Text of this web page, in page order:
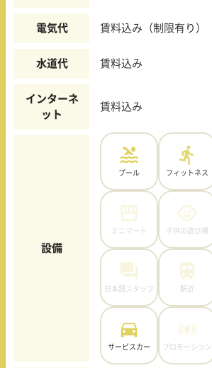
電気代 賃料込み（制限有り）
水道代 賃料込み
インターネ
ット
賃料込み
設備
プール フィットネス
ミニマート 子供の遊び場
日本語スタッフ 駅近
サービスカー プロモーション